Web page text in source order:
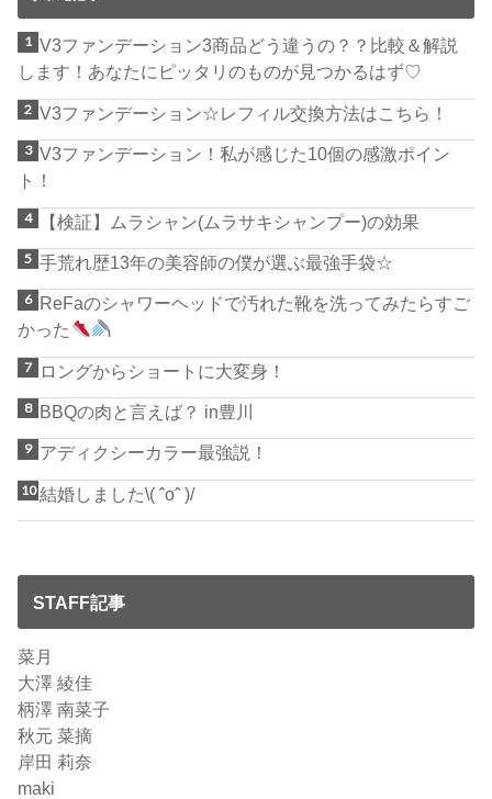
V3ファンデーション3商品どう違うの？？比較＆解説
します！あなたにピッタリのものが見つかるはず♡
V3ファンデーション☆レフィル交換方法はこちら！
V3ファンデーション！私が感じた10個の感激ポイン
ト！
【検証】ムラシャン(ムラサキシャンプー)の効果
手荒れ歴13年の美容師の僕が選ぶ最強手袋☆
ReFaのシャワーヘッドで汚れた靴を洗ってみたらすご
かった
ロングからショートに大変身！
BBQの肉と言えば？ in豊川
アディクシーカラー最強説！
結婚しました\( ˆoˆ )/
STAFF記事
菜月
大澤 綾佳
柄澤 南菜子
秋元 菜摘
岸田 莉奈
maki